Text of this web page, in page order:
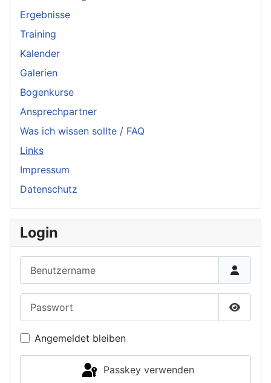
Ergebnisse
Training
Kalender
Galerien
Bogenkurse
Ansprechpartner
Was ich wissen sollte / FAQ
Links
Impressum
Datenschutz
Login
Angemeldet bleiben
Passkey verwenden